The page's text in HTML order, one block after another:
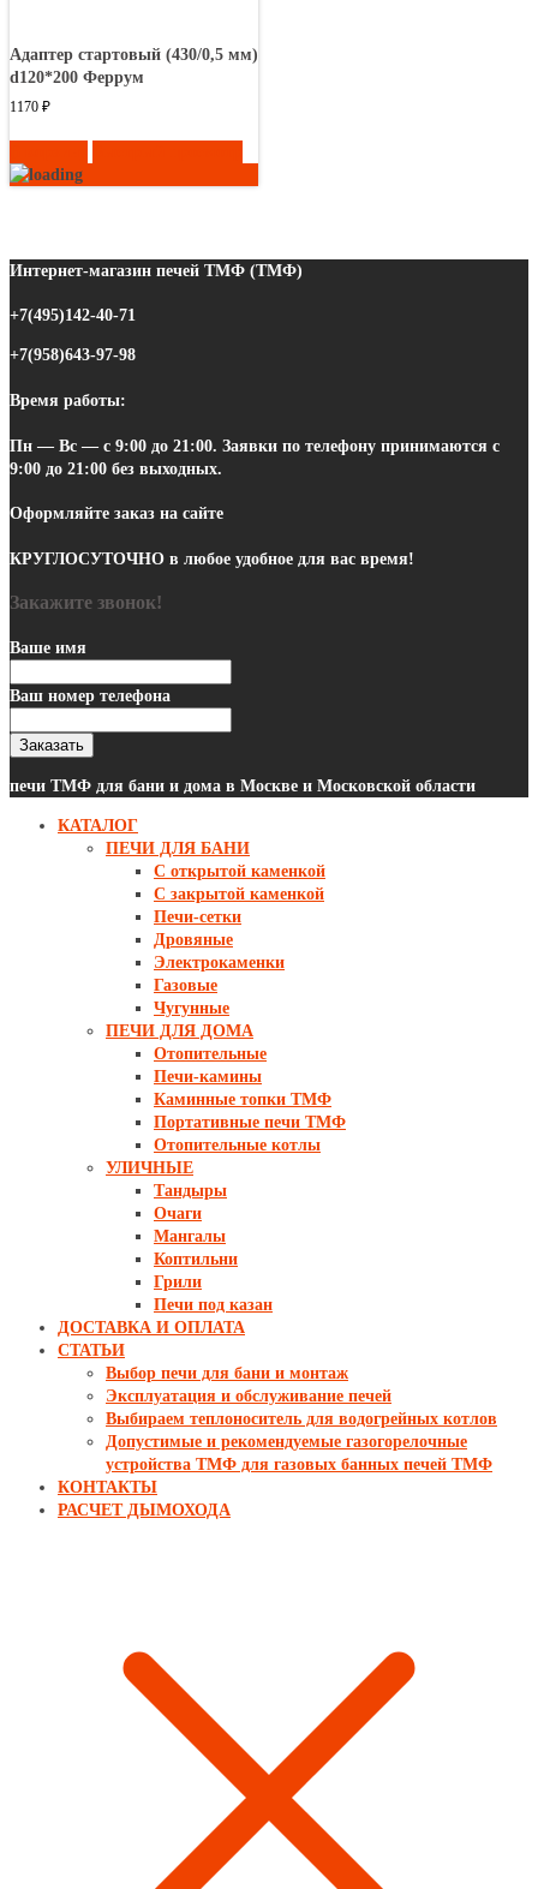
Адаптер стартовый (430/0,5 мм)
d120*200 Феррум
1170 ₽
Интернет-магазин печей ТМФ (ТМФ)
+7(495)142-40-71
+7(958)643-97-98
Время работы:
Пн — Вс — с 9:00 до 21:00. Заявки по телефону принимаются с
9:00 до 21:00 без выходных.
Оформляйте заказ на сайте
КРУГЛОСУТОЧНО в любое удобное для вас время!
Закажите звонок!
Ваше имя
Ваш номер телефона
Заказать
печи ТМФ для бани и дома в Москве и Московской области
КАТАЛОГ
ПЕЧИ ДЛЯ БАНИ
С открытой каменкой
С закрытой каменкой
Печи-сетки
Дровяные
Электрокаменки
Газовые
Чугунные
ПЕЧИ ДЛЯ ДОМА
Отопительные
Печи-камины
Каминные топки ТМФ
Портативные печи ТМФ
Отопительные котлы
УЛИЧНЫЕ
Тандыры
Очаги
Мангалы
Коптильни
Грили
Печи под казан
ДОСТАВКА И ОПЛАТА
СТАТЬИ
Выбор печи для бани и монтаж
Эксплуатация и обслуживание печей
Выбираем теплоноситель для водогрейных котлов
Допустимые и рекомендуемые газогорелочные
устройства ТМФ для газовых банных печей ТМФ
КОНТАКТЫ
РАСЧЕТ ДЫМОХОДА